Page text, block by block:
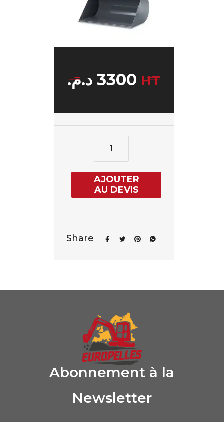
3300 د.م. HT
AJOUTER
AU DEVIS
Share
Abonnement à la
Newsletter